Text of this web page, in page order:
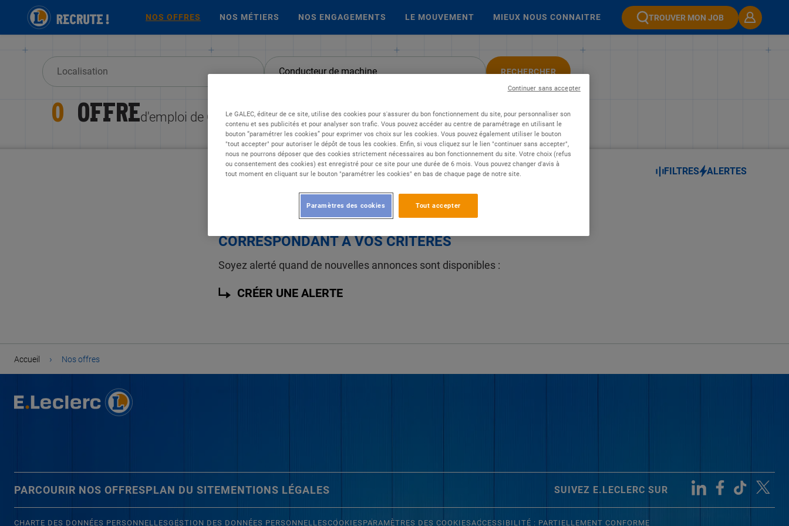
NOS OFFRES NOS MÉTIERS NOS ENGAGEMENTS LE MOUVEMENT MIEUX NOUS CONNAITRE TROUVER MON JOB
RECHERCHER
0 OFFREd'emploi de Conducteur de machine
FILTRES ALERTES
CORRESPONDANT À VOS CRITÈRES
Soyez alerté quand de nouvelles annonces sont disponibles :
CRÉER UNE ALERTE
Accueil › Nos offres
PARCOURIR NOS OFFRESPLAN DU SITEMENTIONS LÉGALES SUIVEZ E.LECLERC SUR
CHARTE DES DONNÉES PERSONNELLESGESTION DES DONNÉES PERSONNELLESCOOKIES PARAMÈTRES DES COOKIESACCESSIBILITÉ : PARTIELLEMENT CONFORME
Le GALEC, éditeur de ce site, utilise des cookies pour s'assurer du bon fonctionnement du site, pour personnaliser son
contenu et ses publicités et pour analyser son trafic. Vous pouvez accéder au centre de paramétrage en utilisant le
bouton “paramétrer les cookies” pour exprimer vos choix sur les cookies. Vous pouvez également utiliser le bouton
"tout accepter" pour autoriser le dépôt de tous les cookies. Enfin, si vous cliquez sur le lien "continuer sans accepter",
nous ne pourrons déposer que des cookies strictement nécessaires au bon fonctionnement du site. Votre choix (refus
ou consentement des cookies) est enregistré pour ce site pour une durée de 6 mois. Vous pouvez changer d'avis à
tout moment en cliquant sur le bouton "paramétrer les cookies" en bas de chaque page de notre site.
Tout accepter
Paramètres des cookies
Continuer sans accepter